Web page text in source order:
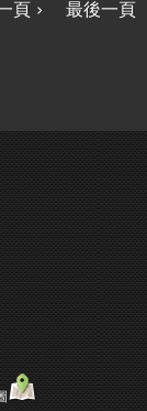
頁 ›
最後一頁